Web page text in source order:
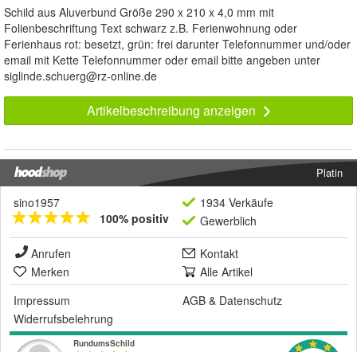
Schild aus Aluverbund Größe 290 x 210 x 4,0 mm mit
Folienbeschriftung Text schwarz z.B. Ferienwohnung oder
Ferienhaus rot: besetzt, grün: frei darunter Telefonnummer und/oder
email mit Kette Telefonnummer oder email bitte angeben unter
siglinde.schuerg@rz-online.de
Artikelbeschreibung anzeigen
Platin
sino1957
100% positiv
1934 Verkäufe
Gewerblich
Anrufen
Kontakt
Merken
Alle Artikel
Impressum
AGB & Datenschutz
Widerrufsbelehrung